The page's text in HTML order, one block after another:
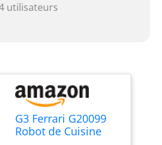
utilisateurs
G3 Ferrari G20099
Robot de Cuisine